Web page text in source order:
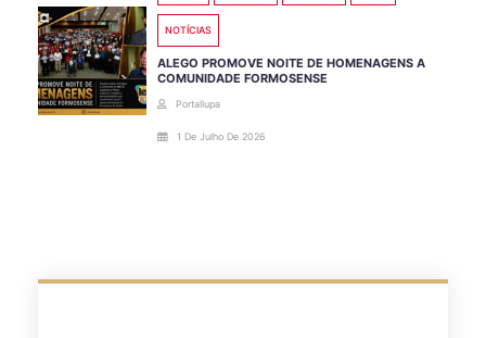
NOTÍCIAS
ALEGO PROMOVE NOITE DE HOMENAGENS A
COMUNIDADE FORMOSENSE
Portallupa
1 De Julho De 2026